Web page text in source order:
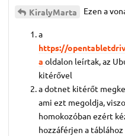
KiralyMarta Ezen a
a
https://
a oldalon leírtak, az
kitérővel
a dotnet kitérőt
ami ezt megoldja,
homokozóban ezért
hozzáférjen a táblához